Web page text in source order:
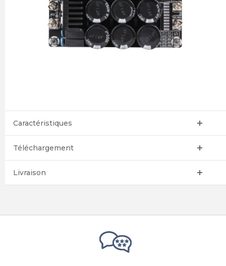
Caractéristiques
Téléchargement
Livraison